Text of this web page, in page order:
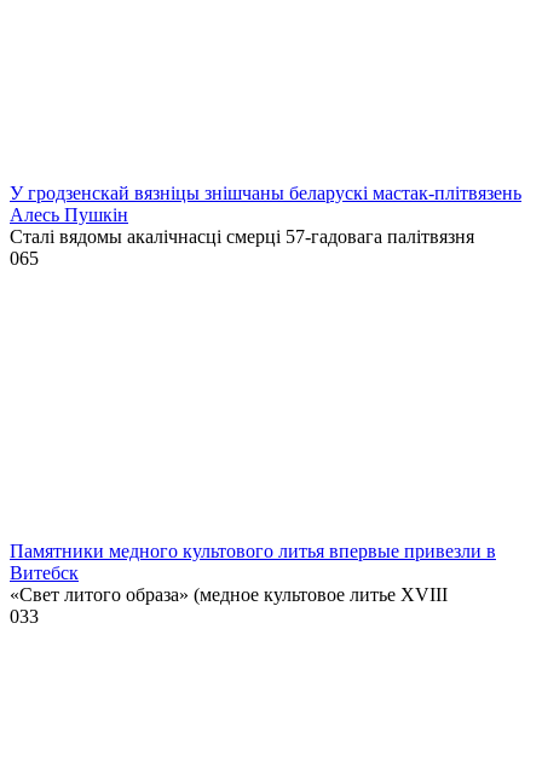
У гродзенскай вязніцы знішчаны беларускі мастак-плітвязень
Алесь Пушкін
Сталі вядомы акалічнасці смерці 57-гадовага палітвязня
065
Памятники медного культового литья впервые привезли в
Витебск
«Свет литого образа» (медное культовое литье XVIII
033